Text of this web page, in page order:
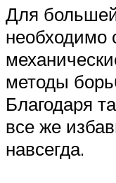
Для
необходимо
методы
Благодаря
все же
навсегда.